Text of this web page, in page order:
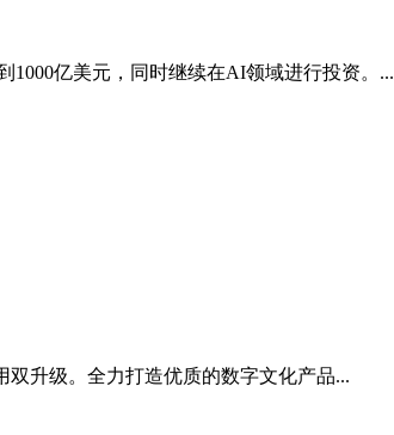
1000亿美元，同时继续在AI领域进行投资。...
升级。全力打造优质的数字文化产品...